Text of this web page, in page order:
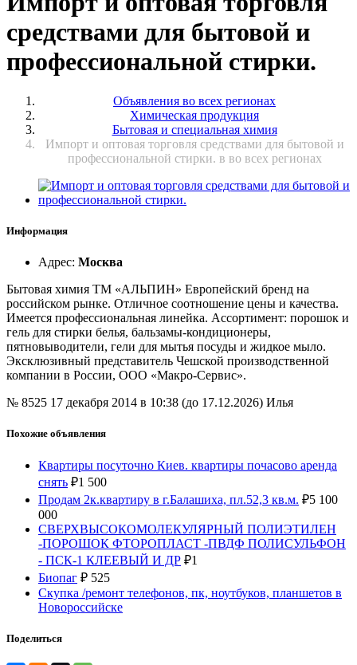
средствами для бытовой и
профессиональной стирки.
Объявления во всех регионах
Химическая продукция
Бытовая и специальная химия
Импорт и оптовая торговля средствами для бытовой и
профессиональной стирки. в во всех регионах
Информация
Адрес: Москва
Бытовая химия ТМ «АЛЬПИН» Европейский бренд на
российском рынке. Отличное соотношение цены и качества.
Имеется профессиональная линейка. Ассортимент: порошок и
гель для стирки белья, бальзамы-кондиционеры,
пятновыводители, гели для мытья посуды и жидкое мыло.
Эксклюзивный представитель Чешской производственной
компании в России, ООО «Макро-Сервис».
№ 8525 17 декабря 2014 в 10:38 (до 17.12.2026) Илья
Похожие объявления
Квартиры посуточно Киев. квартиры почасово аренда
снять ₽1 500
Продам 2к.квартиру в г.Балашиха, пл.52,3 кв.м. ₽5 100
000
СВЕРХВЫСОКОМОЛЕКУЛЯРНЫЙ ПОЛИЭТИЛЕН
-ПОРОШОК ФТОРОПЛАСТ -ПВДФ ПОЛИСУЛЬФОН
- ПСК-1 КЛЕЕВЫЙ И ДР ₽1
Биопаг ₽ 525
Скупка /ремонт телефонов, пк, ноутбуков, планшетов в
Новороссийске
Поделиться